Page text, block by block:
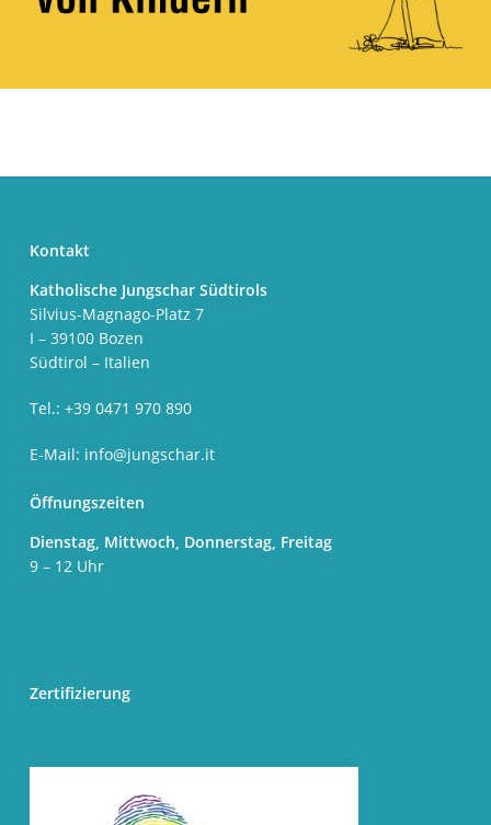
Kontakt
Katholische Jungschar Südtirols
Silvius-Magnago-Platz 7
I – 39100 Bozen
Südtirol – Italien
Tel.: +39 0471 970 890
E-Mail: info@jungschar.it
Öffnungszeiten
Dienstag, Mittwoch, Donnerstag, Freitag
9 – 12 Uhr
Zertifizierung